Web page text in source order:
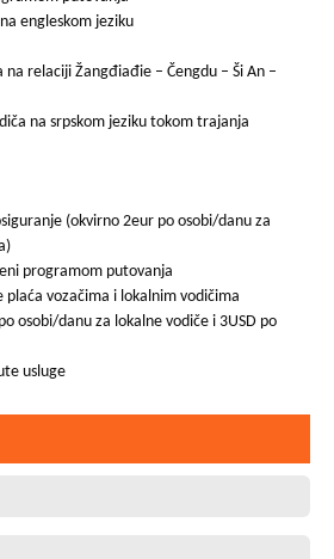
engleskom jeziku
relaciji Žangđiađie – Čengdu – Ši An –
na srpskom jeziku tokom trajanja
(okvirno 2eur po osobi/danu za
programom putovanja
plaća vozačima i lokalnim vodičima
osobi/danu za lokalne vodiče i 3USD po
usluge